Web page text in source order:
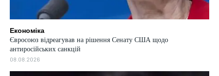
Економіка
Євросоюз відреагував на рішення Сенату США щодо
антиросійських санкцій
08.08.2026